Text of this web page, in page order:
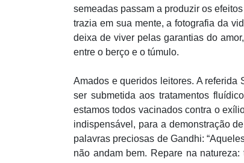
semeadas passam a produzir os
trazia em sua mente, a fotografia da
deixa de viver pelas garantias do
entre o berço e o túmulo.
Amados e queridos leitores. A
ser submetida aos tratamentos
estamos todos vacinados contra o
indispensável, para a demonstração
palavras preciosas de Gandhi:
não andam bem. Repare na